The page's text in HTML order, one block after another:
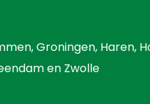
Groningen, Haren,
en Zwolle